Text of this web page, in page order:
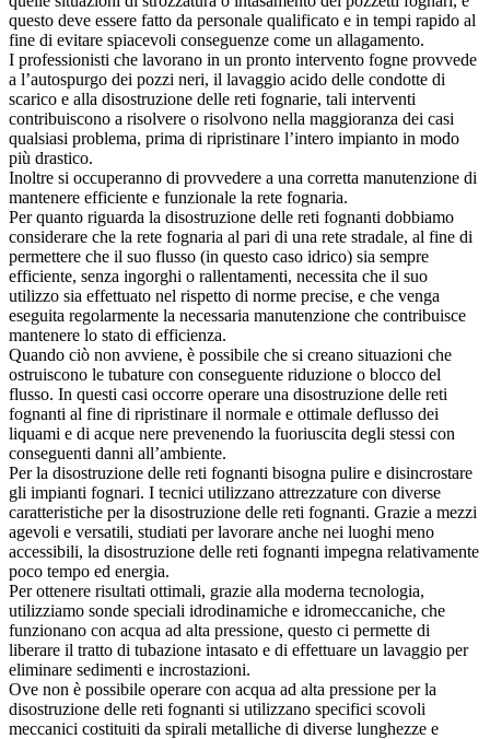
questo deve essere fatto da personale qualificato e in tempi rapido al
fine di evitare spiacevoli conseguenze come un allagamento.
I professionisti che lavorano in un pronto intervento fogne provvede
a l’autospurgo dei pozzi neri, il lavaggio acido delle condotte di
scarico e alla disostruzione delle reti fognarie, tali interventi
contribuiscono a risolvere o risolvono nella maggioranza dei casi
qualsiasi problema, prima di ripristinare l’intero impianto in modo
più drastico.
Inoltre si occuperanno di provvedere a una corretta manutenzione di
mantenere efficiente e funzionale la rete fognaria.
Per quanto riguarda la disostruzione delle reti fognanti dobbiamo
considerare che la rete fognaria al pari di una rete stradale, al fine di
permettere che il suo flusso (in questo caso idrico) sia sempre
efficiente, senza ingorghi o rallentamenti, necessita che il suo
utilizzo sia effettuato nel rispetto di norme precise, e che venga
eseguita regolarmente la necessaria manutenzione che contribuisce
mantenere lo stato di efficienza.
Quando ciò non avviene, è possibile che si creano situazioni che
ostruiscono le tubature con conseguente riduzione o blocco del
flusso. In questi casi occorre operare una disostruzione delle reti
fognanti al fine di ripristinare il normale e ottimale deflusso dei
liquami e di acque nere prevenendo la fuoriuscita degli stessi con
conseguenti danni all’ambiente.
Per la disostruzione delle reti fognanti bisogna pulire e disincrostare
gli impianti fognari. I tecnici utilizzano attrezzature con diverse
caratteristiche per la disostruzione delle reti fognanti. Grazie a mezzi
agevoli e versatili, studiati per lavorare anche nei luoghi meno
accessibili, la disostruzione delle reti fognanti impegna relativamente
poco tempo ed energia.
Per ottenere risultati ottimali, grazie alla moderna tecnologia,
utilizziamo sonde speciali idrodinamiche e idromeccaniche, che
funzionano con acqua ad alta pressione, questo ci permette di
liberare il tratto di tubazione intasato e di effettuare un lavaggio per
eliminare sedimenti e incrostazioni.
Ove non è possibile operare con acqua ad alta pressione per la
disostruzione delle reti fognanti si utilizzano specifici scovoli
meccanici costituiti da spirali metalliche di diverse lunghezze e